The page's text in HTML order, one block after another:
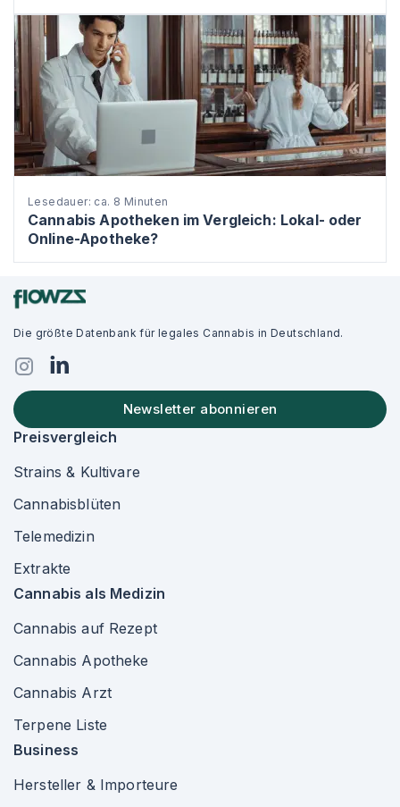
Lesedauer: ca. 8 Minuten
Cannabis Apotheken im Vergleich: Lokal- oder
Online-Apotheke?
Die größte Datenbank für legales Cannabis in Deutschland.
Newsletter abonnieren
Preisvergleich
Strains & Kultivare
Cannabisblüten
Telemedizin
Extrakte
Cannabis als Medizin
Cannabis auf Rezept
Cannabis Apotheke
Cannabis Arzt
Terpene Liste
Business
Hersteller & Importeure